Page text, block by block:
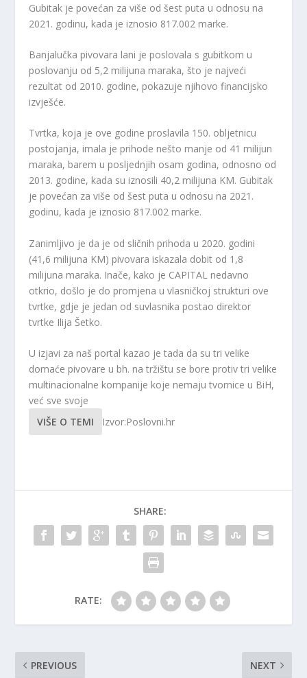
Gubitak je povećan za više od šest puta u odnosu na
2021. godinu, kada je iznosio 817.002 marke.
Banjalučka pivovara lani je poslovala s gubitkom u
poslovanju od 5,2 milijuna maraka, što je najveći
rezultat od 2010. godine, pokazuje njihovo financijsko
izvješće.
Tvrtka, koja je ove godine proslavila 150. obljetnicu
postojanja, imala je prihode nešto manje od 41 milijun
maraka, barem u posljednjih osam godina, odnosno od
2013. godine, kada su iznosili 40,2 milijuna KM. Gubitak
je povećan za više od šest puta u odnosu na 2021.
godinu, kada je iznosio 817.002 marke.
Zanimljivo je da je od sličnih prihoda u 2020. godini
(41,6 milijuna KM) pivovara iskazala dobit od 1,8
milijuna maraka. Inače, kako je CAPITAL nedavno
otkrio, došlo je do promjena u vlasničkoj strukturi ove
tvrtke, gdje je jedan od suvlasnika postao direktor
tvrtke Ilija Šetko.
U izjavi za naš portal kazao je tada da su tri velike
domaće pivovare u bh. na tržištu se bore protiv tri velike
multinacionalne kompanije koje nemaju tvornice u BiH,
već sve svoje
VIŠE O TEMI
Izvor:Poslovni.hr
SHARE:
RATE:
PREVIOUS NEXT